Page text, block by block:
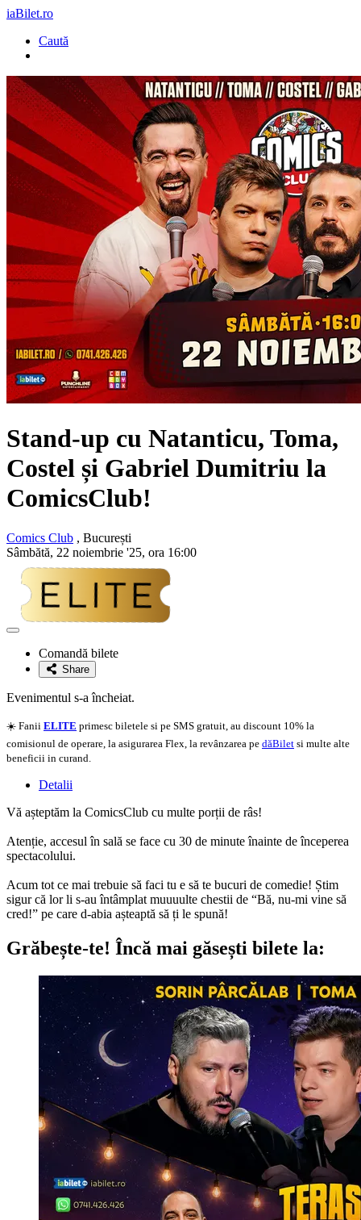
iaBilet.ro
Caută
Stand-up cu Natanticu, Toma,
Costel și Gabriel Dumitriu la
ComicsClub!
Comics Club , București
Sâmbătă, 22 noiembrie '25, ora 16:00
Adaugă
favoriteComandă bilete
Share
Evenimentul s-a încheiat.
☀️ Fanii ELITE primesc biletele si pe SMS gratuit, au discount 10% la
comisionul de operare, la asigurarea Flex, la revânzarea pe dăBilet si multe alte
beneficii in curand.
Detalii
Vă așteptăm la ComicsClub cu multe porții de râs!
Atenție, accesul în sală se face cu 30 de minute înainte de începerea
spectacolului.
Acum tot ce mai trebuie să faci tu e să te bucuri de comedie! Știm
sigur că lor li s-au întâmplat muuuulte chestii de “Bă, nu-mi vine să
cred!” pe care d-abia așteaptă să ți le spună!
Grăbește-te! Încă mai găsești bilete la: